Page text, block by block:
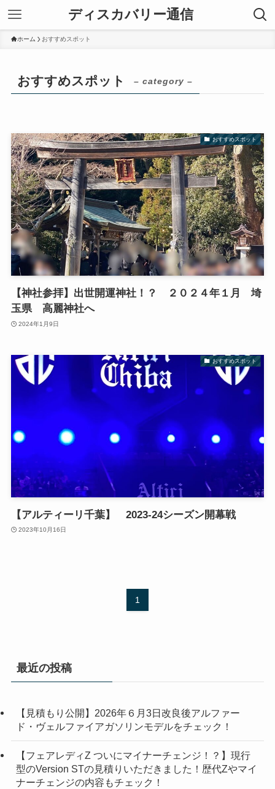
ディスカバリー通信
ホーム おすすめスポット
おすすめスポット – category –
おすすめスポット
【神社参拝】出世開運神社！？ ２０２４年１月 埼
玉県 高麗神社へ
2024年1月9日
おすすめスポット
【アルティーリ千葉】 2023-24シーズン開幕戦
2023年10月16日
1
最近の投稿
【見積もり公開】2026年６月3日改良後アルファー
ド・ヴェルファイアガソリンモデルをチェック！
【フェアレディZ ついにマイナーチェンジ！？】現行
型のVersion STの見積りいただきました！歴代Zやマイ
ナーチェンジの内容もチェック！